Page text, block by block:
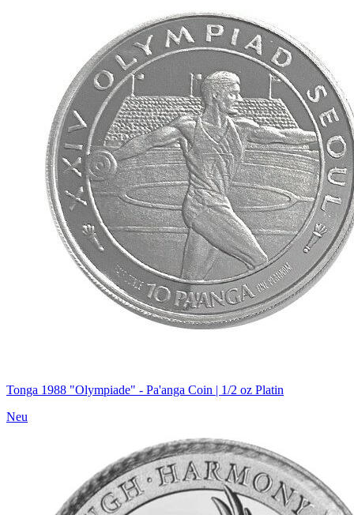
Tonga 1988 "Olympiade" - Pa'anga Coin | 1/2 oz Platin
Neu